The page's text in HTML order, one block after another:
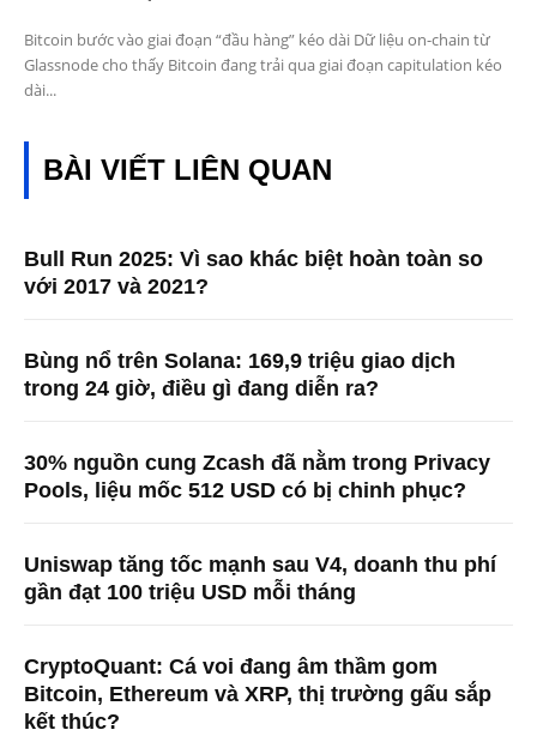
Bitcoin bước vào giai đoạn “đầu hàng” kéo dài Dữ liệu on-chain từ
Glassnode cho thấy Bitcoin đang trải qua giai đoạn capitulation kéo
dài...
BÀI VIẾT LIÊN QUAN
Bull Run 2025: Vì sao khác biệt hoàn toàn so
với 2017 và 2021?
Bùng nổ trên Solana: 169,9 triệu giao dịch
trong 24 giờ, điều gì đang diễn ra?
30% nguồn cung Zcash đã nằm trong Privacy
Pools, liệu mốc 512 USD có bị chinh phục?
Uniswap tăng tốc mạnh sau V4, doanh thu phí
gần đạt 100 triệu USD mỗi tháng
CryptoQuant: Cá voi đang âm thầm gom
Bitcoin, Ethereum và XRP, thị trường gấu sắp
kết thúc?